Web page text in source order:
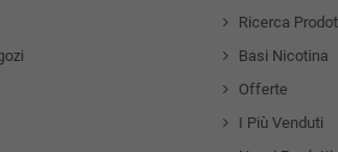
Ricerca
Basi Nicotina
Offerte
I Più Venduti